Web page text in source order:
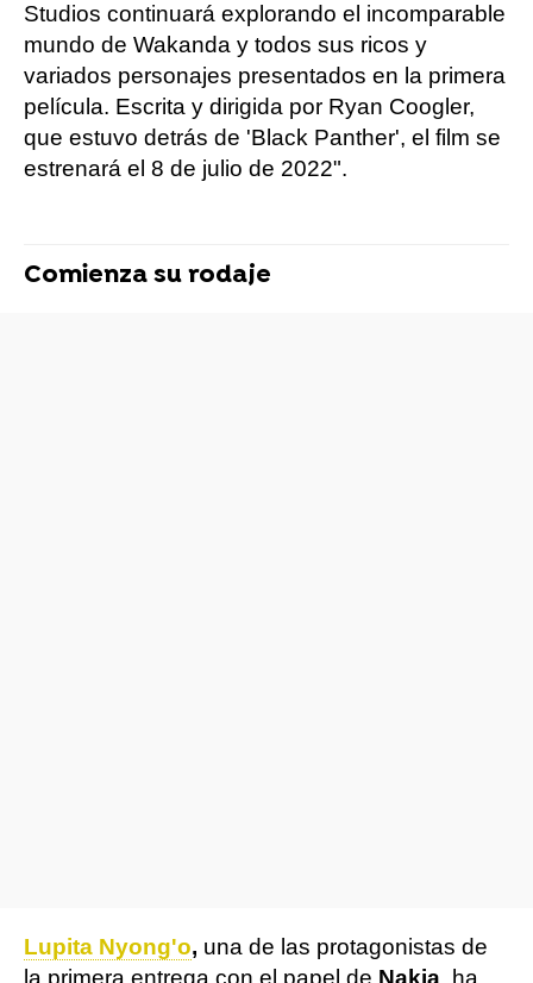
Studios continuará explorando el incomparable
mundo de Wakanda y todos sus ricos y
variados personajes presentados en la primera
película. Escrita y dirigida por Ryan Coogler,
que estuvo detrás de 'Black Panther', el film se
estrenará el 8 de julio de 2022".
Comienza su rodaje
Lupita Nyong'o, una de las protagonistas de
la primera entrega con el papel de Nakia , ha